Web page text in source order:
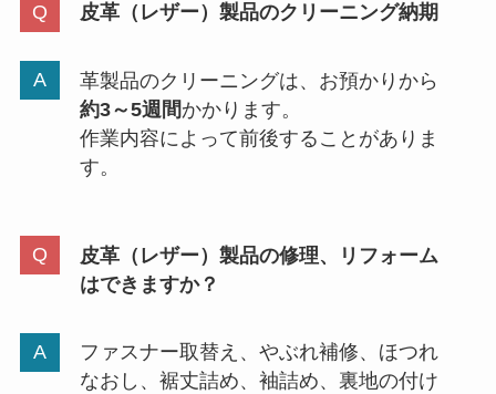
皮革（レザー）製品のクリーニング納期
革製品のクリーニングは、お預かりから
約3～5週間かかります。
作業内容によって前後することがありま
す。
皮革（レザー）製品の修理、リフォーム
はできますか？
ファスナー取替え、やぶれ補修、ほつれ
なおし、裾丈詰め、袖詰め、裏地の付け